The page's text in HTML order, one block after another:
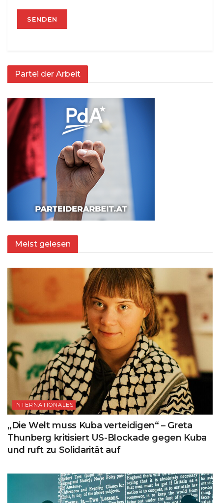
Partei der Arbeit
Meist gelesen
INTERNATIONALES
„Die Welt muss Kuba verteidigen“ – Greta
Thunberg kritisiert US-Blockade gegen Kuba
und ruft zu Solidarität auf